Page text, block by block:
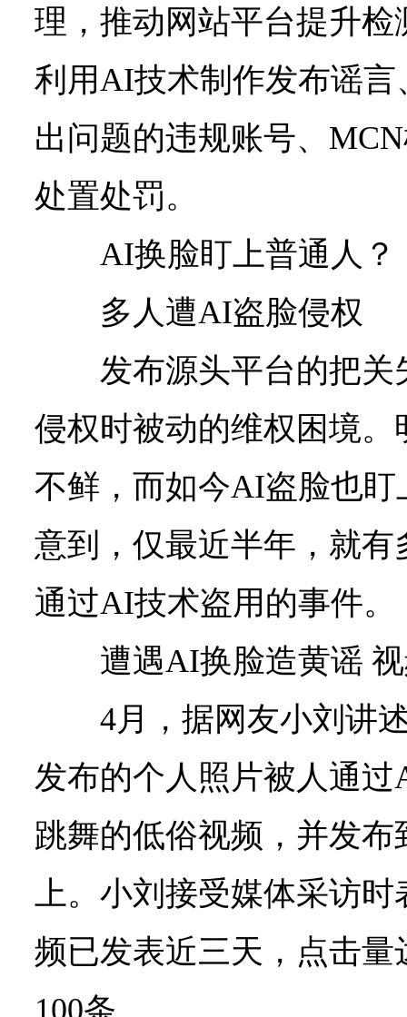
理，推动网站平台提升
利用AI技术制作发布谣
出问题的违规账号、
处置处罚。
AI换脸盯上普通人？
多人遭AI盗脸侵权
发布源头平台的把
侵权时被动的维权困境
不鲜，而如今AI盗脸也
意到，仅最近半年，就
通过AI技术盗用的事件。
遭遇AI换脸造黄谣
4月，据网友小刘讲
发布的个人照片被人通
跳舞的低俗视频，并发
上。小刘接受媒体采访
频已发表近三天，点击量
100条。